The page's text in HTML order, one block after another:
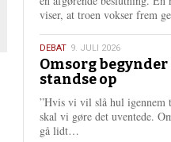
viser, at troen vokser frem
9.
juli
2026
DEBAT 9. JULI 2026
Omsorg
standse op
”Hvis vi vil slå hul igennem
skal vi gøre det uventede.
gå lidt…